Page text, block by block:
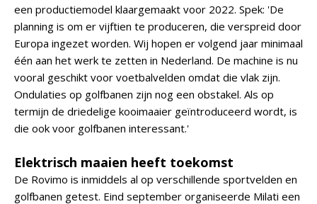
een productiemodel klaargemaakt voor 2022. Spek: 'De
planning is om er vijftien te produceren, die verspreid door
Europa ingezet worden. Wij hopen er volgend jaar minimaal
één aan het werk te zetten in Nederland. De machine is nu
vooral geschikt voor voetbalvelden omdat die vlak zijn.
Ondulaties op golfbanen zijn nog een obstakel. Als op
termijn de driedelige kooimaaier geïntroduceerd wordt, is
die ook voor golfbanen interessant.'
Elektrisch maaien heeft toekomst
De Rovimo is inmiddels al op verschillende sportvelden en
golfbanen getest. Eind september organiseerde Milati een